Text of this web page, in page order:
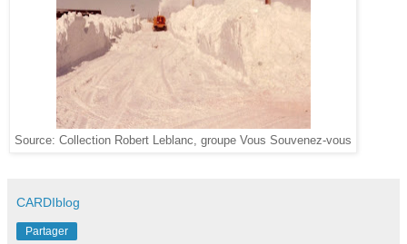
Source: Collection Robert Leblanc, groupe Vous Souvenez-vous
CARDIblog
Partager